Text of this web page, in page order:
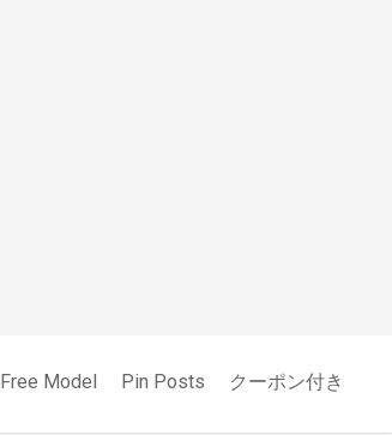
Free Model Pin Posts クーポン付き